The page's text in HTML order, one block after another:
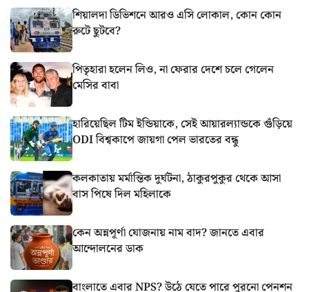
শিয়ালদা ডিভিশনে আরও এসি লোকাল, কোন কোন
রুটে ছুটবে?
পিতৃহারা হলেন লিও, না ফেরার দেশে চলে গেলেন
মেসির বাবা
হারিয়েছিল টিম ইন্ডিয়াকে, সেই আয়ারল্যান্ডকে গুঁড়িয়ে
ODI বিশ্বকাপে জায়গা পেল ভারতের বন্ধু
কলকাতায় মর্মান্তিক দুর্ঘটনা, ঠাকুরপুকুর থেকে আসা
বাস পিষে দিল মহিলাকে
কেন অন্নপূর্ণা যোজনায় নাম বাদ? জানতে এবার
আন্দোলনের ডাক
বাংলাতে এবার NPS? উঠে যেতে পারে পুরনো পেনশন